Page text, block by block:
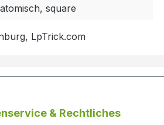
square
LpTrick.com
& Rechtliches